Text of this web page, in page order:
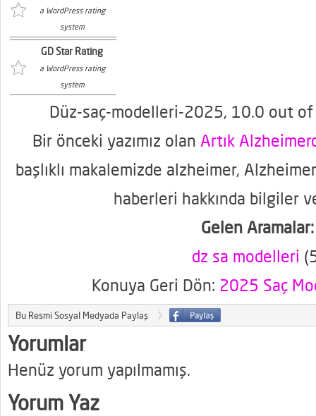
a WordPress rating
system
GD Star Rating
a WordPress rating
system
Düz-saç-modelleri-2025, 10.0 out
Bir önceki yazımız olan Artık
başlıklı makalemizde alzheimer,
haberleri hakkında bilgiler
Gelen Aramalar:
dz sa modelleri
Konuya Geri Dön: 2025 Saç
Bu Resmi Sosyal Medyada Paylaş
Yorumlar
Henüz yorum yapılmamış.
Yorum Yaz